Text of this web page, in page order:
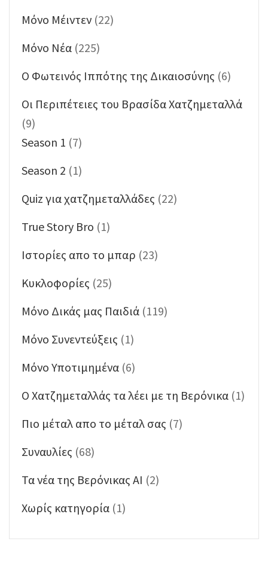
Mόνο Μέιντεν (22)
Mόνο Νέα (225)
O Φωτεινός Ιππότης της Δικαιοσύνης (6)
Oι Περιπέτειες του Βρασίδα Χατζημεταλλά
(9)
Season 1 (7)
Season 2 (1)
Quiz για χατζημεταλλάδες (22)
True Story Bro (1)
Ιστορίες απο το μπαρ (23)
Κυκλοφορίες (25)
Μόνο Δικάς μας Παιδιά (119)
Μόνο Συνεντεύξεις (1)
Μόνο Υποτιμημένα (6)
Ο Χατζημεταλλάς τα λέει με τη Βερόνικα (1)
Πιο μέταλ απο το μέταλ σας (7)
Συναυλίες (68)
Τα νέα της Βερόνικας ΑΙ (2)
Χωρίς κατηγορία (1)